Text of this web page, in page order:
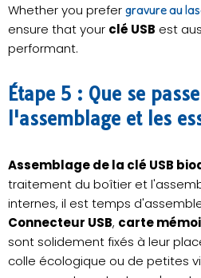
Whether you prefer gravure au
ensure that your clé USB est
performant.
Étape 5 : Que se
l'assemblage et les
Assemblage de la clé USB
traitement du boîtier et
internes, il est temps
Connecteur USB, carte
sont solidement fixés à leur
colle écologique ou de petites